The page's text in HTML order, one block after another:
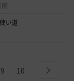
い道
9 10 next